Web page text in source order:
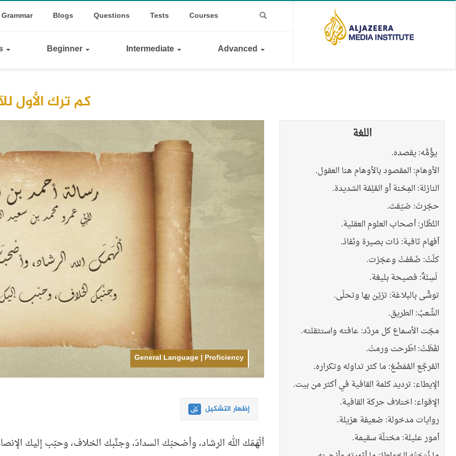
Dropdown
Grammar Blogs Questions Tests Courses
Beginner Intermediate Advanced
كم ترك الأول
General Language | Proficiency
إظهار التشكيل
ألْهَمَك الله الرشاد، وأصْحبَك السدادَ، وجنَّبك الخلاف، وحبّب إليك
اللغة
​يؤُمُّه: يقصده.
الأوهام: المقصود بالأوهام هنا العقول.
النازلة: المِحْنة أو المُلِمّة الشديدة.
حجّرتَ: ضيّقتَ.
النُظّار: أصحاب العلوم العقلية.
أفهام ثاقبة: ذات بصيرة ونَفاذ.
كلّتْ: ضَعُفتْ وعجَزت.
لَسِنَةٌ: فصيحة بليغة.
توشَّى بالبلاغة: تزيّن بها وتحلّى.
الشِّعبُ: الطريق.
مجّت الأسماع كل مردَّد: عافته واستثقلته.
لفَظَتْ: اطّرحت ورمتْ.
المُرجَّع المُمَضّغ: ما كثر تداوله وتكراره.
الإيطاء: ترديد كلمة القافية في أكثر من بيت.
الإقواء: اختلاف حركة القافية.
روايات مدخولة: ضعيفة هزيلة.
أمور عليلة: مختلّة سقيمة.